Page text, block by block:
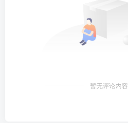
暂无评论内容